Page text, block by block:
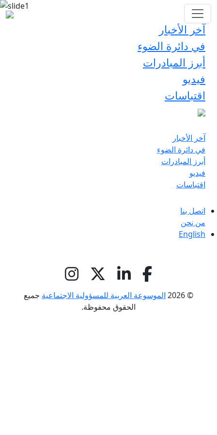
آخر الأخبار
في دائرة الضوء
أبرز المبادرات
فيديو
اقتباسات
آخر الأخبار
في دائرة الضوء
أبرز المبادرات
فيديو
اقتباسات
اتصل بنا
من نحن
English
© 2026 الموسوعة العربية للمسؤولية الاجتماعية جميع
الحقوق محفوظة.